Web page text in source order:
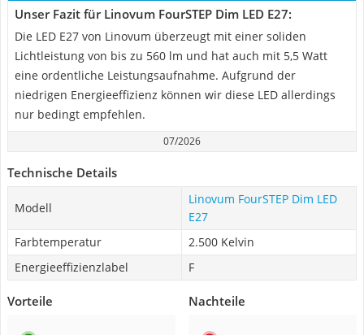
Unser Fazit für Linovum FourSTEP Dim LED E27:
Die LED E27 von Linovum überzeugt mit einer soliden
Lichtleistung von bis zu 560 lm und hat auch mit 5,5 Watt
eine ordentliche Leistungsaufnahme. Aufgrund der
niedrigen Energieeffizienz können wir diese LED allerdings
nur bedingt empfehlen.
07/2026
Technische Details
Modell
Linovum FourSTEP Dim LED
E27
Farbtemperatur
2.500 Kelvin
Energieeffizienzlabel
F
Vorteile Nachteile